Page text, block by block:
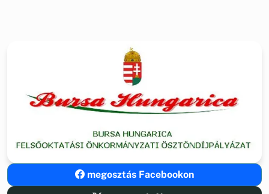
megosztás Facebookon